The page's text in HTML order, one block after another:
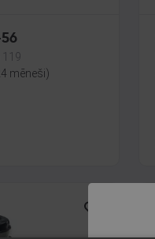
119
mēneši)